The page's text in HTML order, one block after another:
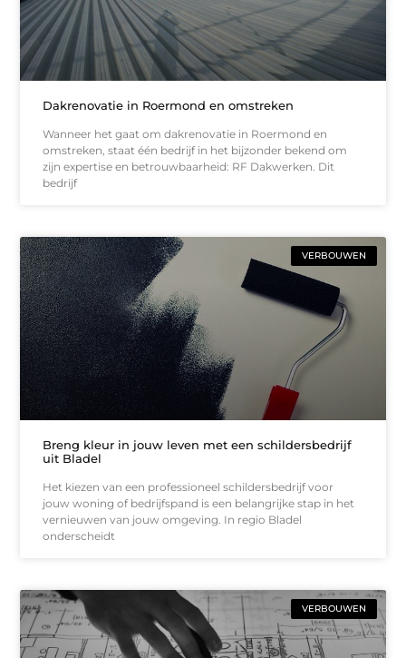
Dakrenovatie in Roermond en omstreken
Wanneer het gaat om dakrenovatie in Roermond en
omstreken, staat één bedrijf in het bijzonder bekend om
zijn expertise en betrouwbaarheid: RF Dakwerken. Dit
bedrijf
VERBOUWEN
Breng kleur in jouw leven met een schildersbedrijf
uit Bladel
Het kiezen van een professioneel schildersbedrijf voor
jouw woning of bedrijfspand is een belangrijke stap in het
vernieuwen van jouw omgeving. In regio Bladel
onderscheidt
VERBOUWEN